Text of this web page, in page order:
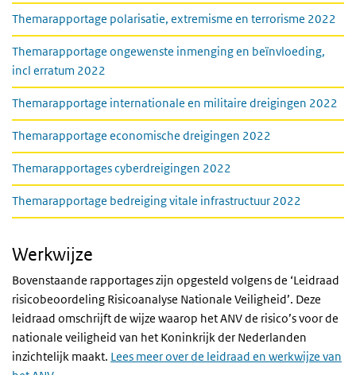
Themarapportage polarisatie, extremisme en terrorisme 2022
Themarapportage ongewenste inmenging en beïnvloeding,
incl erratum 2022
Themarapportage internationale en militaire dreigingen 2022
Themarapportage economische dreigingen 2022
Themarapportages cyberdreigingen 2022
Themarapportage bedreiging vitale infrastructuur 2022
Werkwijze
Bovenstaande rapportages zijn opgesteld volgens de ‘Leidraad
risicobeoordeling Risicoanalyse Nationale Veiligheid’. Deze
leidraad omschrijft de wijze waarop het ANV de risico’s voor de
nationale veiligheid van het Koninkrijk der Nederlanden
inzichtelijk maakt. Lees meer over de leidraad en werkwijze van